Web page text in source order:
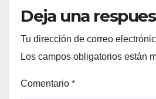
Deja una
Tu dirección de correo
Los campos obligatorios están
Comentario *